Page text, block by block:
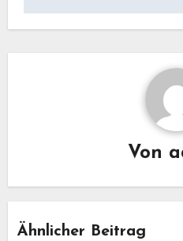
Von
Ähnlicher Beitrag